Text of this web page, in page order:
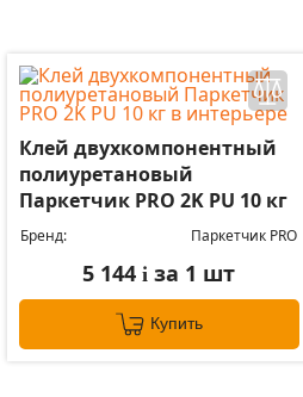
Клей двухкомпонентный
полиуретановый
Паркетчик PRO 2K PU 10 кг
Бренд: Паркетчик PRO
5 144i за 1 шт
Купить